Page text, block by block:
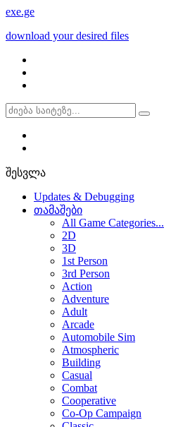
exe.ge
download your desired files
შესვლა
Updates & Debugging
თამაშები
All Game Categories...
2D
3D
1st Person
3rd Person
Action
Adventure
Adult
Arcade
Automobile Sim
Atmospheric
Building
Casual
Combat
Cooperative
Co-Op Campaign